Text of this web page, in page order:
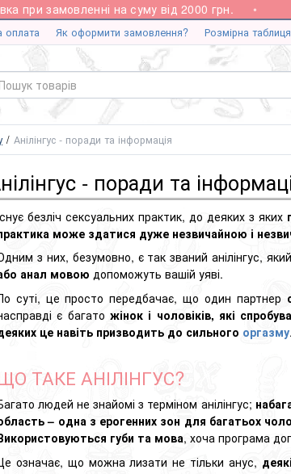
замовленні на суму від 2000 грн.
оплата Як оформити замовлення? Розмірна
Анілінгус - поради та інформація
- поради та
безліч сексуальних практик, до деяких з яких
може здатися дуже незвичайною і
з них, безумовно, є так званий анілінгус, який
анал мовою допоможуть вашій уяві.
суті, це просто передбачає, що один партнер
є багато жінок і чоловіків, які
це навіть призводить до сильного оргазму.
ТАКЕ АНІЛІНГУС?
людей не знайомі з терміном анілінгус;
– одна з ерогенних зон для багатьох
губи та мова, хоча програма
означає, що можна лизатине тільки анус,